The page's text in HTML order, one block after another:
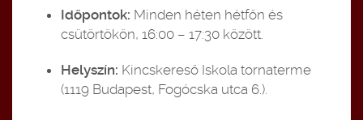
Időpontok: Minden héten hétfőn és
csütörtökön, 16:00 – 17:30 között.
Helyszín: Kincskereső Iskola tornaterme
(1119 Budapest, Fogócska utca 6.).